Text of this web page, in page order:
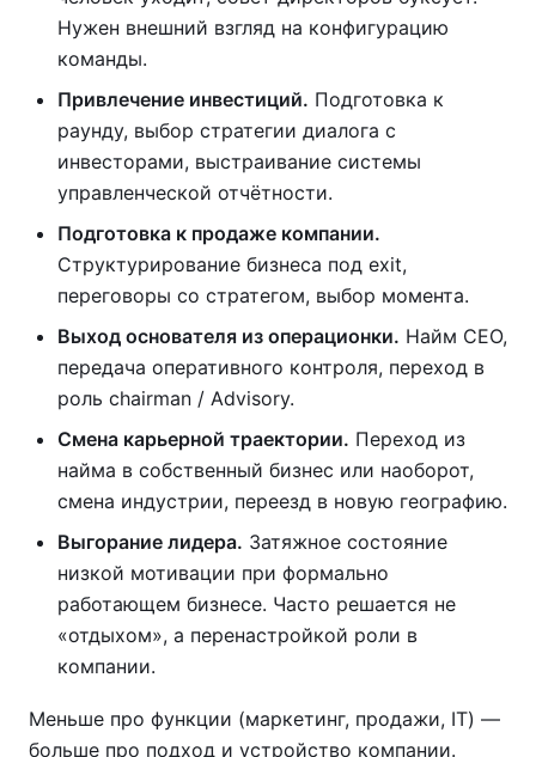
Нужен внешний взгляд на конфигурацию
команды.
Привлечение инвестиций. Подготовка к
раунду, выбор стратегии диалога с
инвесторами, выстраивание системы
управленческой отчётности.
Подготовка к продаже компании.
Структурирование бизнеса под exit,
переговоры со стратегом, выбор момента.
Выход основателя из операционки. Найм CEO,
передача оперативного контроля, переход в
роль chairman / Advisory.
Смена карьерной траектории. Переход из
найма в собственный бизнес или наоборот,
смена индустрии, переезд в новую географию.
Выгорание лидера. Затяжное состояние
низкой мотивации при формально
работающем бизнесе. Часто решается не
«отдыхом», а перенастройкой роли в
компании.
Меньше про функции (маркетинг, продажи, IT) —
больше про подход и устройство компании.